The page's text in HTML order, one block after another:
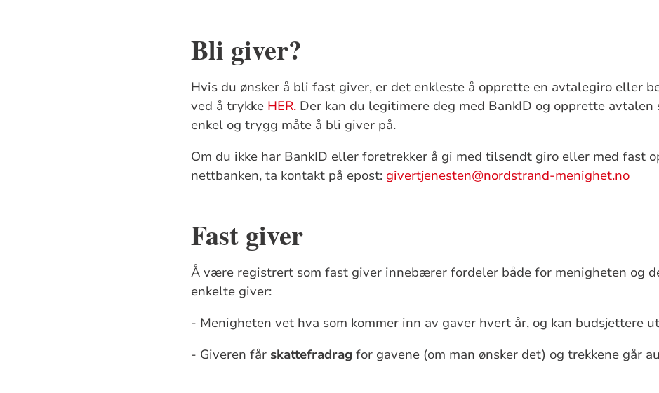
Bli giver?
Hvis du ønsker å bli fast giver, er det enkleste å opprette en avtalegiro eller
ved å trykke HER. Der kan du legitimere deg med BankID og opprette avtalen
enkel og trygg måte å bli giver på.
Om du ikke har BankID eller foretrekker å gi med tilsendt giro eller med fast
nettbanken, ta kontakt på epost: givertjenesten@nordstrand-menighet.no
Fast giver
Å være registrert som fast giver innebærer fordeler både for menigheten og
enkelte giver:
- Menigheten vet hva som kommer inn av gaver hvert år, og kan budsjettere
- Giveren får skattefradrag for gavene (om man ønsker det) og trekkene går